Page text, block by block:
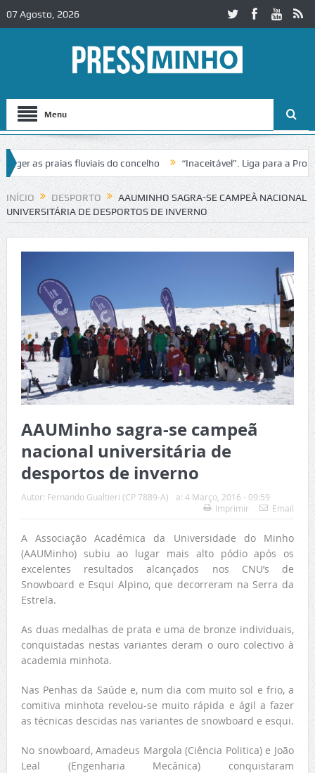
07 Agosto, 2026
Menu
as praias fluviais do concelho “Inaceitável”. Liga para a
INÍCIO DESPORTO
AAUMINHO SAGRA-SE CAMPEÃ NACIONAL
UNIVERSITÁRIA DE DESPORTOS DE INVERNO
AAUMinho sagra-se campeã
nacional universitária de
desportos de inverno
Autor: Fernando Gualtieri (CP 7889-A) a: 4 Março, 2016 - 09:59
Imprimir
Email
A Associação Académica da Universidade do Minho
(AAUMinho) subiu ao lugar mais alto pódio após os
excelentes resultados alcançados nos CNU’s de
Snowboard e Esqui Alpino, que decorreram na Serra da
Estrela.
As duas medalhas de prata e uma de bronze individuais,
conquistadas nestas variantes deram o ouro colectivo à
academia minhota.
Nas Penhas da Saúde e, num dia com muito sol e frio, a
comitiva minhota revelou-se muito rápida e ágil a fazer
as técnicas descidas nas variantes de snowboard e esqui.
No snowboard, Amadeus Margola (Ciência Politica) e João
Leal (Engenharia Mecânica) conquistaram